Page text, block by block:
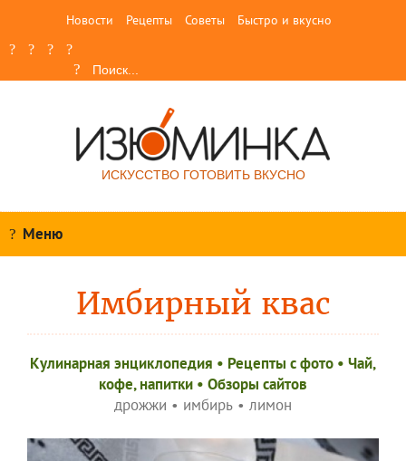
Новости Рецепты Советы Быстро и вкусно
ИСКУССТВО ГОТОВИТЬ ВКУСНО
Меню
Имбирный квас
Кулинарная энциклопедия • Рецепты c фото • Чай,
кофе, напитки • Обзоры сайтов
дрожжи • имбирь • лимон